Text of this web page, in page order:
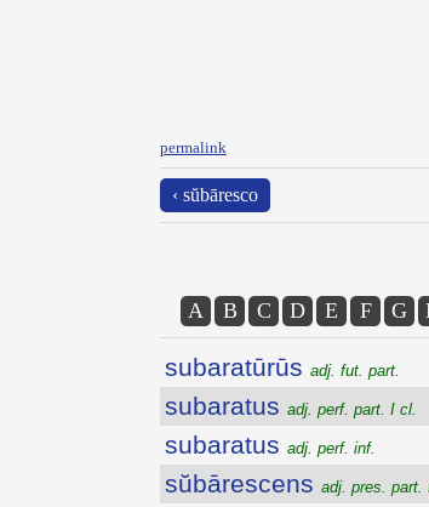
permalink
‹ sŭbāresco
A B C D E F G
subaratūrūs adj. fut. part.
subaratus adj. perf. part. I cl.
subaratus adj. perf. inf.
sŭbārescens adj. pres. part.